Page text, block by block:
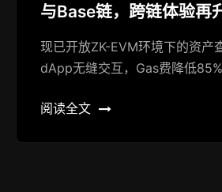
与Base链，跨链体验再
现已开放ZK-EVM环境下的资产
dApp无缝交互，Gas费降低
阅读全文